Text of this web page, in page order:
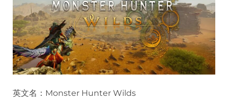
英文名：Monster Hunter Wilds